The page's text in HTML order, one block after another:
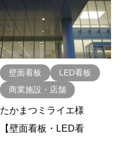
壁面看板
LED看板
商業施設・店舗
たかまつミライエ様
【壁面看板・LED看